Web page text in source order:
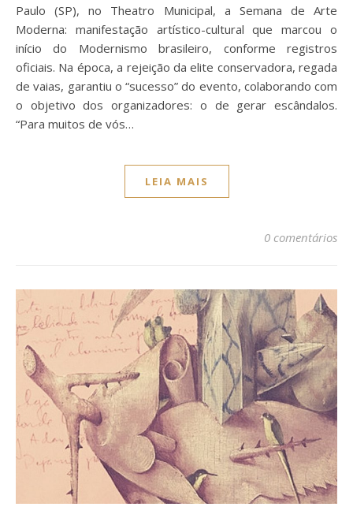
Paulo (SP), no Theatro Municipal, a Semana de Arte
Moderna: manifestação artístico-cultural que marcou o
início do Modernismo brasileiro, conforme registros
oficiais. Na época, a rejeição da elite conservadora, regada
de vaias, garantiu o “sucesso” do evento, colaborando com
o objetivo dos organizadores: o de gerar escândalos.
“Para muitos de vós…
LEIA MAIS
0 comentários